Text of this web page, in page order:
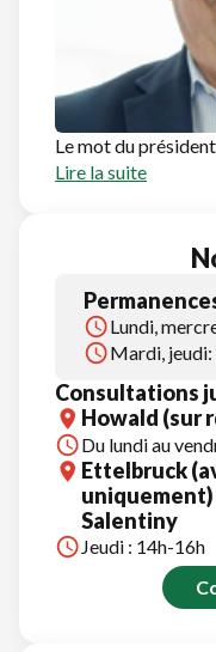
Le mot du président
Lire la suite
Lundi,
Mardi,
Consultations
Howald (sur
Du lundi au
Ettelbruck
uniquement)
Salentiny
Jeudi : 14h-16h